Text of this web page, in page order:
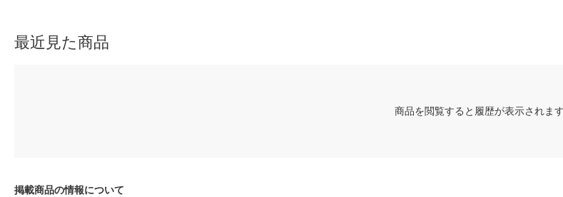
最近見た商品
商品を閲覧すると履歴が表示されます
掲載商品の情報について